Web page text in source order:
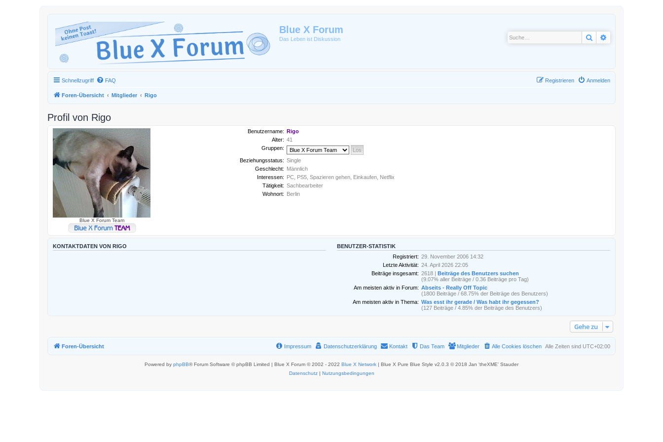
Blue X Forum
Das Leben ist Diskussion Suche
Schnellzugriff FAQ Anmelden
Registrieren
Foren-Übersicht Mitglieder Rigo
Profil von Rigo
Blue X Forum Team
Benutzername: Rigo
Alter: 41
Gruppen:
Beziehungsstatus: Single
Geschlecht: Männlich
Interessen: PC, PS5, Spazieren gehen, Einkaufen, Netflix
Tätigkeit: Sachbearbeiter
Wohnort: Berlin
KONTAKTDATEN VON RIGO
BENUTZER-STATISTIK
Registriert: 29. November 2006 14:32
Letzte Aktivität: 24. April 2026 22:05
Beiträge insgesamt: 2618 |Beiträge des Benutzers suchen
(9.07% aller Beiträge / 0.36 Beiträge pro Tag)
Am meisten aktiv in Forum: Abseits - Really Off Topic
(1800 Beiträge / 68.75% der Beiträge des Benutzers)
Am meisten aktiv in Thema: Was esst ihr gerade / Was habt ihr gegessen?
(127 Beiträge / 4.85% der Beiträge des Benutzers)
Gehe zu
Foren-Übersicht Alle Zeiten sind UTC+02:00
Alle Cookies löschen
Mitglieder
Das Team
Kontakt
Datenschutzerklärung
Impressum
Powered by phpBB® Forum Software © phpBB Limited | Blue X Forum © 2002 - 2022 Blue X Network | Blue X Pure Blue Style v2.0.3 © 2018 Jan 'theXME' Stauder
Datenschutz| Nutzungsbedingungen